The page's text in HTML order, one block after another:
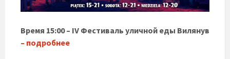
Время 15:00 – IV Фестиваль уличной еды Вилянув
– подробнее